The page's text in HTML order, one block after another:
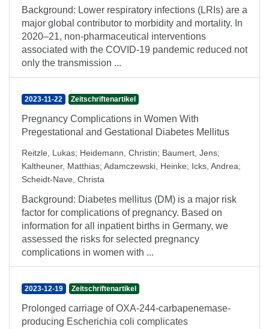
Background: Lower respiratory infections (LRIs) are a
major global contributor to morbidity and mortality. In
2020–21, non-pharmaceutical interventions
associated with the COVID-19 pandemic reduced not
only the transmission ...
2023-11-22 Zeitschriftenartikel
Pregnancy Complications in Women With
Pregestational and Gestational Diabetes Mellitus
Reitzle, Lukas; Heidemann, Christin; Baumert, Jens;
Kaltheuner, Matthias; Adamczewski, Heinke; Icks, Andrea;
Scheidt-Nave, Christa
Background: Diabetes mellitus (DM) is a major risk
factor for complications of pregnancy. Based on
information for all inpatient births in Germany, we
assessed the risks for selected pregnancy
complications in women with ...
2023-12-19 Zeitschriftenartikel
Prolonged carriage of OXA-244-carbapenemase-
producing Escherichia coli complicates